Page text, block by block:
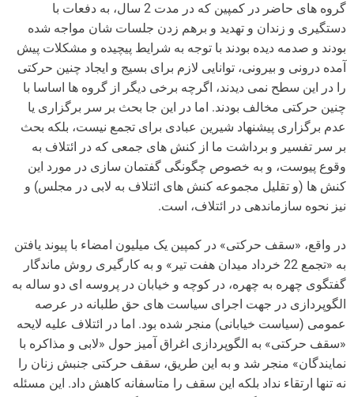
گروه های حاضر در کمپین که در مدت 2 سال، به دفعات با
دستگیری و زندان و تهدید و برهم زدن جلسات شان مواجه شده
بودند و صدمه دیده بودند با توجه به شرایط پیچیده و مشکلات پیش
آمده درونی و بیرونی، توانایی لازم برای بسیج و ایجاد چنین حرکتی
را در این سطح نمی دیدند، اگرچه برخی دیگر از گروه ها اساسا با
چنین حرکتی مخالف بودند. اما در این جا بحث بر سر برگزاری یا
عدم برگزاری پیشنهاد شیرین عبادی برای تجمع نیست، بلکه بحث
بر سر تفسیر و برداشت ما از کنش های جمعی که در ائتلاف به
وقوع پیوست، و به خصوص چگونگی گفتمان سازی در مورد این
کنش ها (و تقلیل مجموعه کنش های ائتلاف به لابی در مجلس) و
نیز نحوه سازماندهی در ائتلاف، است.
در واقع، «سقف حرکتی» در کمپین یک میلیون امضاء با پیوند یافتن
به «تجمع 22 خرداد میدان هفت تیر» و به کارگیری روش ماندگار
گفتگوی چهره به چهره، در کوچه و خیابان در پروسه ای دو ساله به
الگوپردازی در جهت اجرای سیاست های حق طلبانه در عرصه
عمومی (سیاست خیابانی) منجر شده بود. اما در ائتلاف علیه لایحه
«سقف حرکتی» به الگوپردازی اغراق آمیز حول «لابی و مذاکره با
نمایندگان» منجر شد و به این طریق، سقف حرکتی جنبش زنان را
نه تنها ارتقاء نداد بلکه این سقف را متاسفانه کاهش داد. این مسئله